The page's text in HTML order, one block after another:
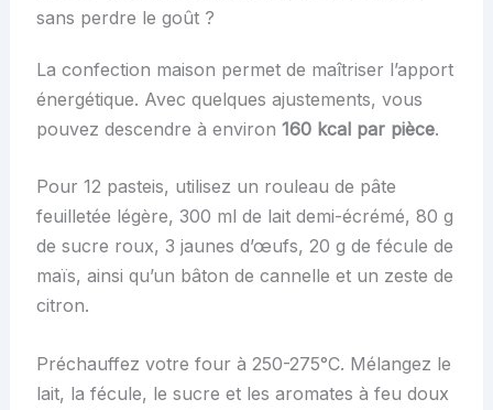
sans perdre le goût ?
La confection maison permet de maîtriser l’apport
énergétique. Avec quelques ajustements, vous
pouvez descendre à environ 160 kcal par pièce.
Pour 12 pasteis, utilisez un rouleau de pâte
feuilletée légère, 300 ml de lait demi-écrémé, 80 g
de sucre roux, 3 jaunes d’œufs, 20 g de fécule de
maïs, ainsi qu’un bâton de cannelle et un zeste de
citron.
Préchauffez votre four à 250-275°C. Mélangez le
lait, la fécule, le sucre et les aromates à feu doux